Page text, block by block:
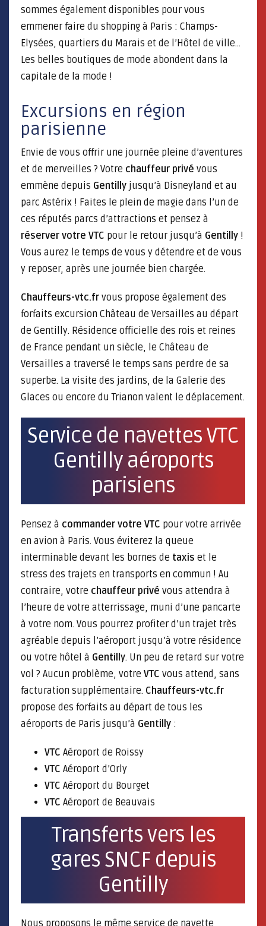
sommes également disponibles pour vous
emmener faire du shopping à Paris : Champs-
Elysées, quartiers du Marais et de l’Hôtel de ville…
Les belles boutiques de mode abondent dans la
capitale de la mode !
Excursions en région
parisienne
Envie de vous offrir une journée pleine d’aventures
et de merveilles ? Votre chauffeur privé vous
emmène depuis Gentilly jusqu’à Disneyland et au
parc Astérix ! Faites le plein de magie dans l’un de
ces réputés parcs d’attractions et pensez à
réserver votre VTC pour le retour jusqu’à Gentilly !
Vous aurez le temps de vous y détendre et de vous
y reposer, après une journée bien chargée.
Chauffeurs-vtc.fr vous propose également des
forfaits excursion Château de Versailles au départ
de Gentilly. Résidence officielle des rois et reines
de France pendant un siècle, le Château de
Versailles a traversé le temps sans perdre de sa
superbe. La visite des jardins, de la Galerie des
Glaces ou encore du Trianon valent le déplacement.
Service de navettes VTC
Gentilly aéroports
parisiens
Pensez à commander votre VTC pour votre arrivée
en avion à Paris. Vous éviterez la queue
interminable devant les bornes de taxis et le
stress des trajets en transports en commun ! Au
contraire, votre chauffeur privé vous attendra à
l’heure de votre atterrissage, muni d’une pancarte
à votre nom. Vous pourrez profiter d’un trajet très
agréable depuis l’aéroport jusqu’à votre résidence
ou votre hôtel à Gentilly. Un peu de retard sur votre
vol ? Aucun problème, votre VTC vous attend, sans
facturation supplémentaire. Chauffeurs-vtc.fr
propose des forfaits au départ de tous les
aéroports de Paris jusqu’à Gentilly :
VTC Aéroport de Roissy
VTC Aéroport d’Orly
VTC Aéroport du Bourget
VTC Aéroport de Beauvais
Transferts vers les
gares SNCF depuis
Gentilly
Nous proposons le même service de navette